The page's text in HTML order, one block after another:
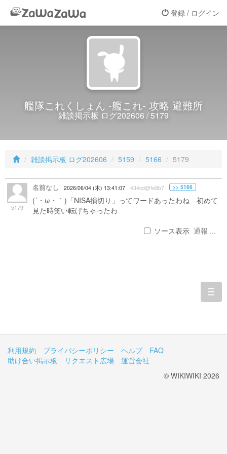
登録 / ログイン
艦隊これくしょん -艦これ- 攻略 避難所
雑談掲示板 ログ202606 / 5179
雑談掲示板 ログ202606 5159 5166 5179
5179
名前なし 2026/06/04 (木) 13:41:07 434cd@fe8b7 >> 5166
(´・ω・｀)「NISA損切り」ってワードあったわね 初めて
見た時笑い転げちゃったわ
ソース表示 通報 ...
利用規約 プライバシーポリシー ヘルプ
FAQ
助け合い掲示板
リクエスト広場
運営会社
© WIKIWIKI 2026